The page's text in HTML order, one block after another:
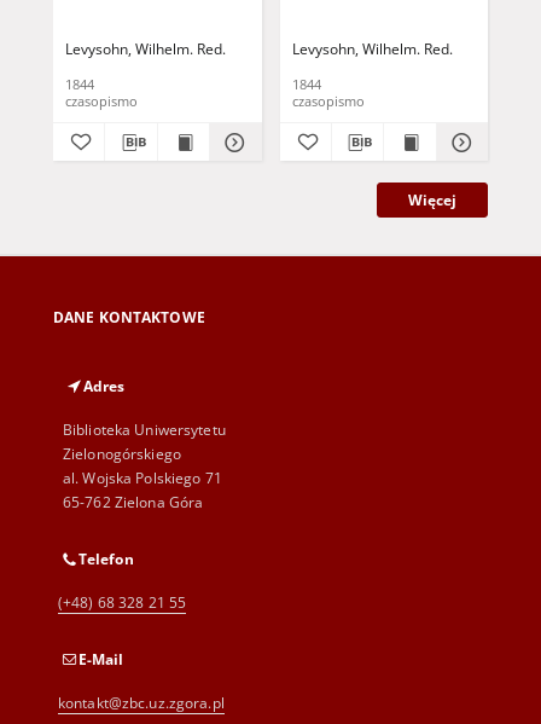
Levysohn, Wilhelm. Red.
1844
czasopismo
Levysohn, Wilhelm. Red.
1844
czasopismo
Więcej
DANE KONTAKTOWE
Adres
Biblioteka Uniwersytetu
Zielonogórskiego
al. Wojska Polskiego 71
65-762 Zielona Góra
Telefon
(+48) 68 328 21 55
E-Mail
kontakt@zbc.uz.zgora.pl